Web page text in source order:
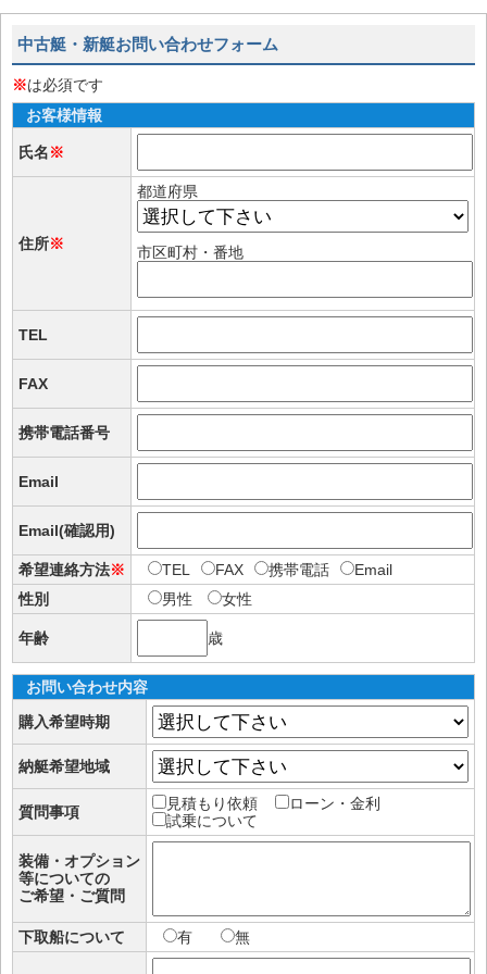
中古艇・新艇お問い合わせフォーム
※は必須です
お客様情報
氏名※
住所※
都道府県
市区町村・番地
TEL
FAX
携帯電話番号
Email
Email(確認用)
希望連絡方法※ TEL FAX 携帯電話
Email
性別
男性 女性
年齢 歳
お問い合わせ内容
購入希望時期
納艇希望地域
質問事項 見積もり依頼
ローン・金利
試乗について
装備・オプション
等についての
ご希望・ご質問
下取船について 有 無